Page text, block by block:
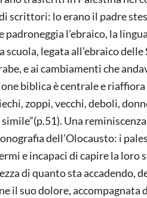
scrittori: lo erano il padre
padroneggia l’ebraico, la
scuola, legata all’ebraico
e ai cambiamenti che
biblica è centrale e
zoppi, vecchi, deboli,
Una
dell’Olocausto: i
e incapaci di capire la loro
di quanto sta accadendo,
il suo dolore, accompagnata